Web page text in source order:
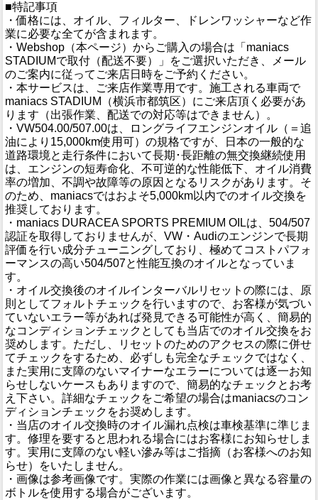
■特記事項
・価格には、オイル、フィルター、ドレンワッシャーなど作
業に必要な全てが含まれます。
・Webshop（本ページ）からご購入の場合は「maniacs
STADIUMで取付（配送不要）」をご選択いただき、メール
のご案内に従ってご来店日時をご予約ください。
・本サービスは、ご来店作業専用です。施工される車両で
maniacs STADIUM（横浜市都筑区）にご来店頂く必要があ
ります（出張作業、配送での対応等はできません）。
・VW504.00/507.00は、ロングライフエンジンオイル（＝追
油により15,000km使用可）の規格ですが、日本の一般的な
道路環境と走行条件において長期･長距離の無交換継続使用
は、エンジンの短寿命化、不可逆的な性能低下、オイル消費
率の増加、不調や故障等の原因となるリスクがあります。そ
のため、maniacsではおよそ5,000km以内でのオイル交換を
推奨しております。
・maniacs DURACEA SPORTS PREMIUM OILは、504/507
認証を取得しておりませんが、VW・Audiのエンジンで長期
評価を行い成分チューニングしており、極めてコストパフォ
ーマンスの高い504/507と性能互換のオイルとなっていま
す。
・オイル交換後のオイルインターバルリセットの際には、原
則としてフォルトチェックを行いますので、お客様が気づい
ていないエラー等があれば発見できる可能性が高く、簡易的
なコンディションチェックとしても当店でのオイル交換をお
奨めします。ただし、リセットのためのアクセスの際に併せ
てチェックをするため、必ずしも完全なチェックではなく、
また実用に支障のないマイナーなエラーについては逐一お知
らせしないケースもありますので、簡易的なチェックとお考
え下さい。詳細なチェックをご希望の場合はmaniacsのコン
ディションチェックをお奨めします。
・当店のオイル交換時のオイル漏れ点検は車検基準に準じま
す。修理を要すると思われる場合にはお客様にお知らせしま
す。実用に支障のない軽い滲み等はご指摘（お客様へのお知
らせ）をいたしません。
・画像は参考画像です。実際の作業には画像と異なる容量の
ボトルを使用する場合がございます。